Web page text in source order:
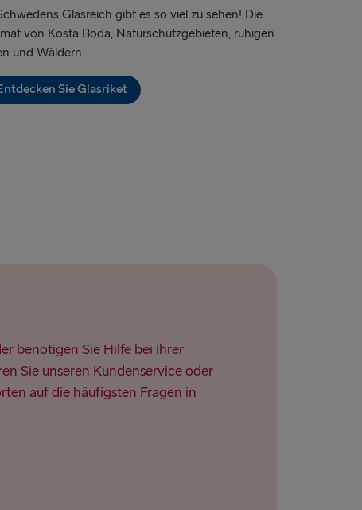
van Holland
Fishguard
Glasreich gibt es so viel zu sehen! Die
von Kosta Boda, Naturschutzgebieten, ruhigen
und Wäldern.
Sie Glasriket
benötigen Sie Hilfe bei Ihrer
Sie unseren Kundenservice oder
auf die häufigsten Fragen in